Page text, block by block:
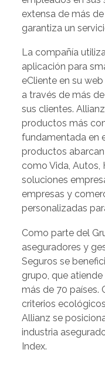
extensa de más
garantiza un
La compañía
aplicación para
eCliente en su
a través de más
sus clientes.
productos más
fundamentada en
productos
como Vida, Autos,
soluciones
empresas y
personalizadas
Como parte del
aseguradores y
Seguros se
grupo, que
más de 70 países.
criterios
Allianz se
industria
Index.